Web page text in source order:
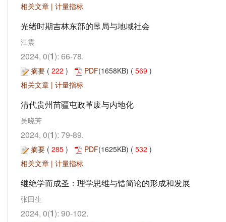
相关文章 | 计量指标
光绪时期吉林东部的垦局与地域社会
江震
2024, 0(1): 66-78.
摘要 ( 222 ) PDF(1658KB) ( 569 )
相关文章 | 计量指标
清代贵州苗疆屯政革废与内地化
吴晓芳
2024, 0(1): 79-89.
摘要 ( 285 ) PDF(1625KB) ( 532 )
相关文章 | 计量指标
继绝学而成圣：理学思维与错简论的形成和发展
张田生
2024, 0(1): 90-102.